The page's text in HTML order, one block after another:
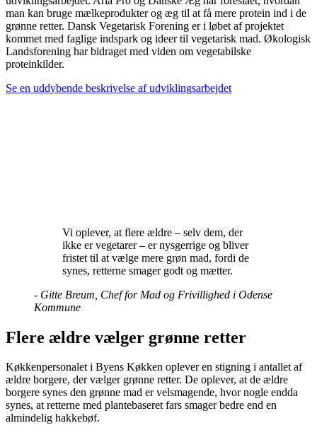
man kan bruge mælkeprodukter og æg til at få mere protein ind i de
grønne retter. Dansk Vegetarisk Forening er i løbet af projektet
kommet med faglige indspark og ideer til vegetarisk mad. Økologisk
Landsforening har bidraget med viden om vegetabilske
proteinkilder.
Se en uddybende beskrivelse af udviklingsarbejdet
Vi oplever, at flere ældre – selv dem, der
ikke er vegetarer – er nysgerrige og bliver
fristet til at vælge mere grøn mad, fordi de
synes, retterne smager godt og mætter.
- Gitte Breum, Chef for Mad og Frivillighed i Odense
Kommune
Flere ældre vælger grønne retter
Køkkenpersonalet i Byens Køkken oplever en stigning i antallet af
ældre borgere, der vælger grønne retter. De oplever, at de ældre
borgere synes den grønne mad er velsmagende, hvor nogle endda
synes, at retterne med plantebaseret fars smager bedre end en
almindelig hakkebøf.